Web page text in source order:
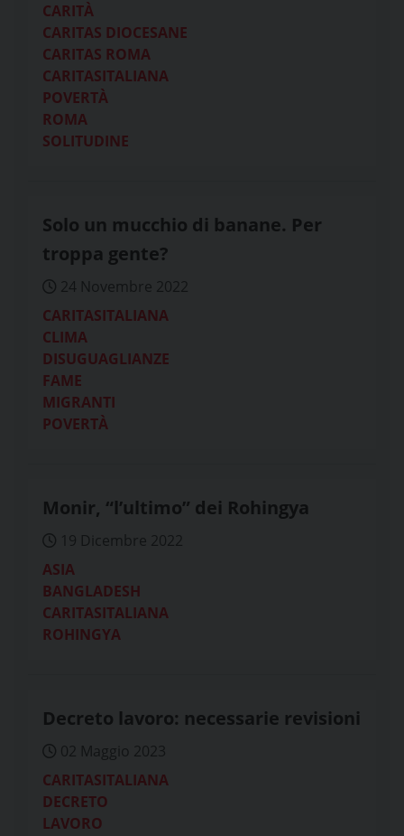
CARITÀ
CARITAS DIOCESANE
CARITAS ROMA
CARITASITALIANA
POVERTÀ
ROMA
SOLITUDINE
Solo un mucchio di banane. Per
troppa gente?
24 Novembre 2022
CARITASITALIANA
CLIMA
DISUGUAGLIANZE
FAME
MIGRANTI
POVERTÀ
Monir, “l’ultimo” dei Rohingya
19 Dicembre 2022
ASIA
BANGLADESH
CARITASITALIANA
ROHINGYA
Decreto lavoro: necessarie revisioni
02 Maggio 2023
CARITASITALIANA
DECRETO
LAVORO